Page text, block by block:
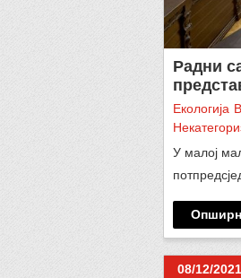
Радни
Eкологија
У малој
08/12/2021